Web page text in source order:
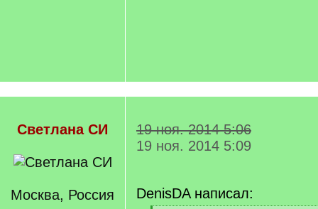
Светлана СИ
Москва, Россия
19 ноя. 2014 5:06
19 ноя. 2014 5:09
DenisDA написал: